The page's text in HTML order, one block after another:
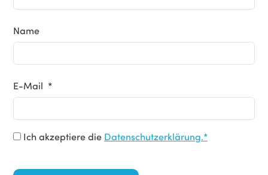
Name
E-Mail *
Ich akzeptiere die Datenschutzerklärung.*